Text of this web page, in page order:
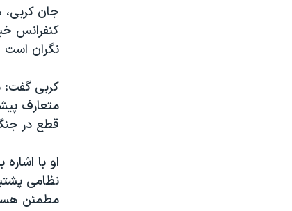
جان کربی،
کنفرانس
نگران
کربی گفت:
متعارف
قطع در
او با
نظامی
مطمئن